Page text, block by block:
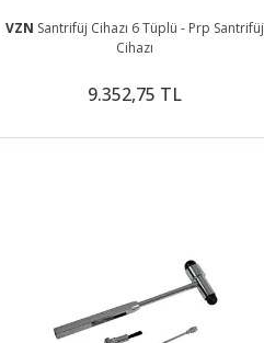
VZN Santrifüj Cihazı 6 Tüplü - Prp Santrifüj
Cihazı
9.352,75 TL